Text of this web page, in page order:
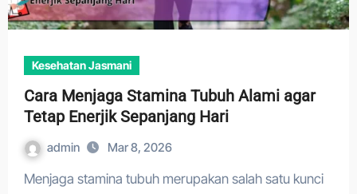
Kesehatan Jasmani
Cara Menjaga Stamina Tubuh Alami agar
Tetap Enerjik Sepanjang Hari
admin Mar 8, 2026
Menjaga stamina tubuh merupakan salah satu kunci